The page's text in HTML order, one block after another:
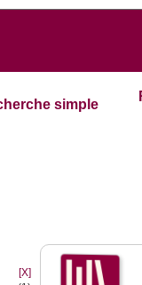
simple
[X]